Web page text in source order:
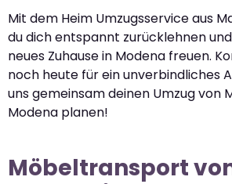
Mit dem Heim Umzugsservice aus
du dich entspannt zurücklehnen
neues Zuhause in Modena freuen.
noch heute für ein unverbindliches
uns gemeinsam deinen Umzug von
Modena planen!
Möbeltransport